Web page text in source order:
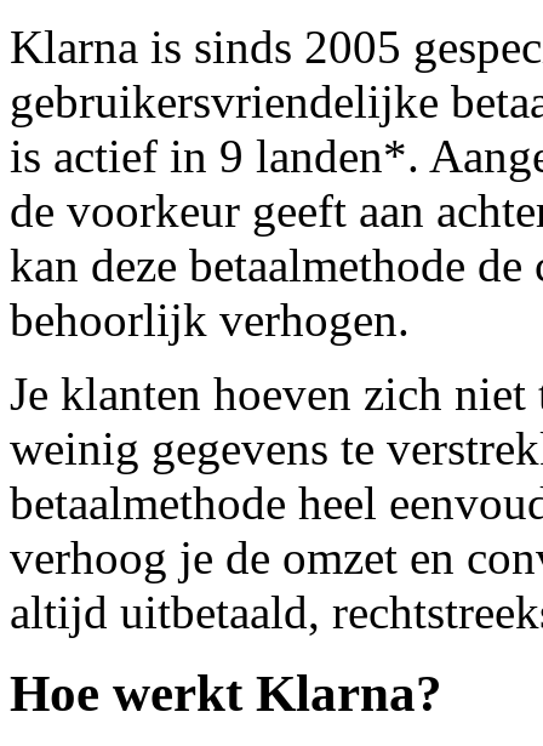
Klarna is sinds 2005
gebruikersvriendelijke
is actief in 9 landen*.
de voorkeur geeft aan
kan deze betaalmethode
behoorlijk verhogen.
Je klanten hoeven zich
weinig gegevens te
betaalmethode heel
verhoog je de omzet en
altijd uitbetaald,
Hoe werkt Klarna?